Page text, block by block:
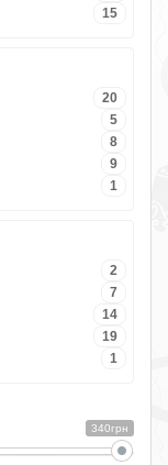
15
20
5
8
9
1
2
7
14
19
1
340грн